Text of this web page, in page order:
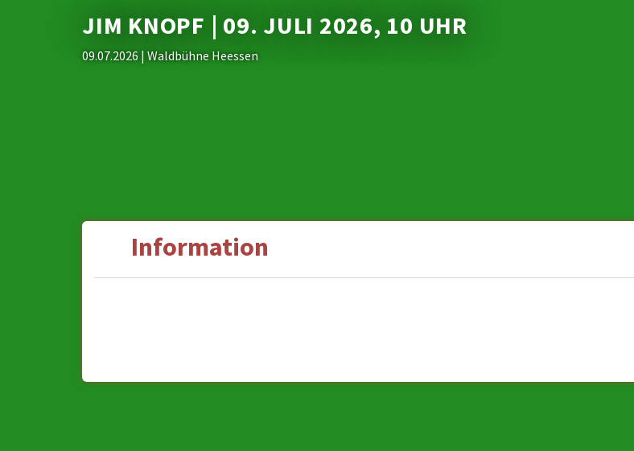
JIM KNOPF | 09. JULI 2026, 10 UHR
09.07.2026 | Waldbühne Heessen
Information